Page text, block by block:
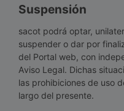
Suspensión
sacot podrá optar,
suspender o dar por
del Portal web, con
Aviso Legal. Dichas
las prohibiciones de uso
largo del presente.